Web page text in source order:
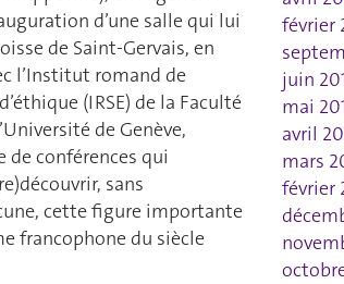
d’une salle qui lui
de Saint-Gervais, en
l’Institut romand de
(IRSE) de la Faculté
de Genève,
de conférences qui
sans
cette figure importante
francophone du siècle
février
juin
mai
avril
mars
février